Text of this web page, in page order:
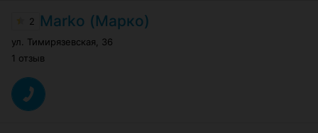
2 Marko (Марко)
ул. Тимирязевская
36
1 отзыв